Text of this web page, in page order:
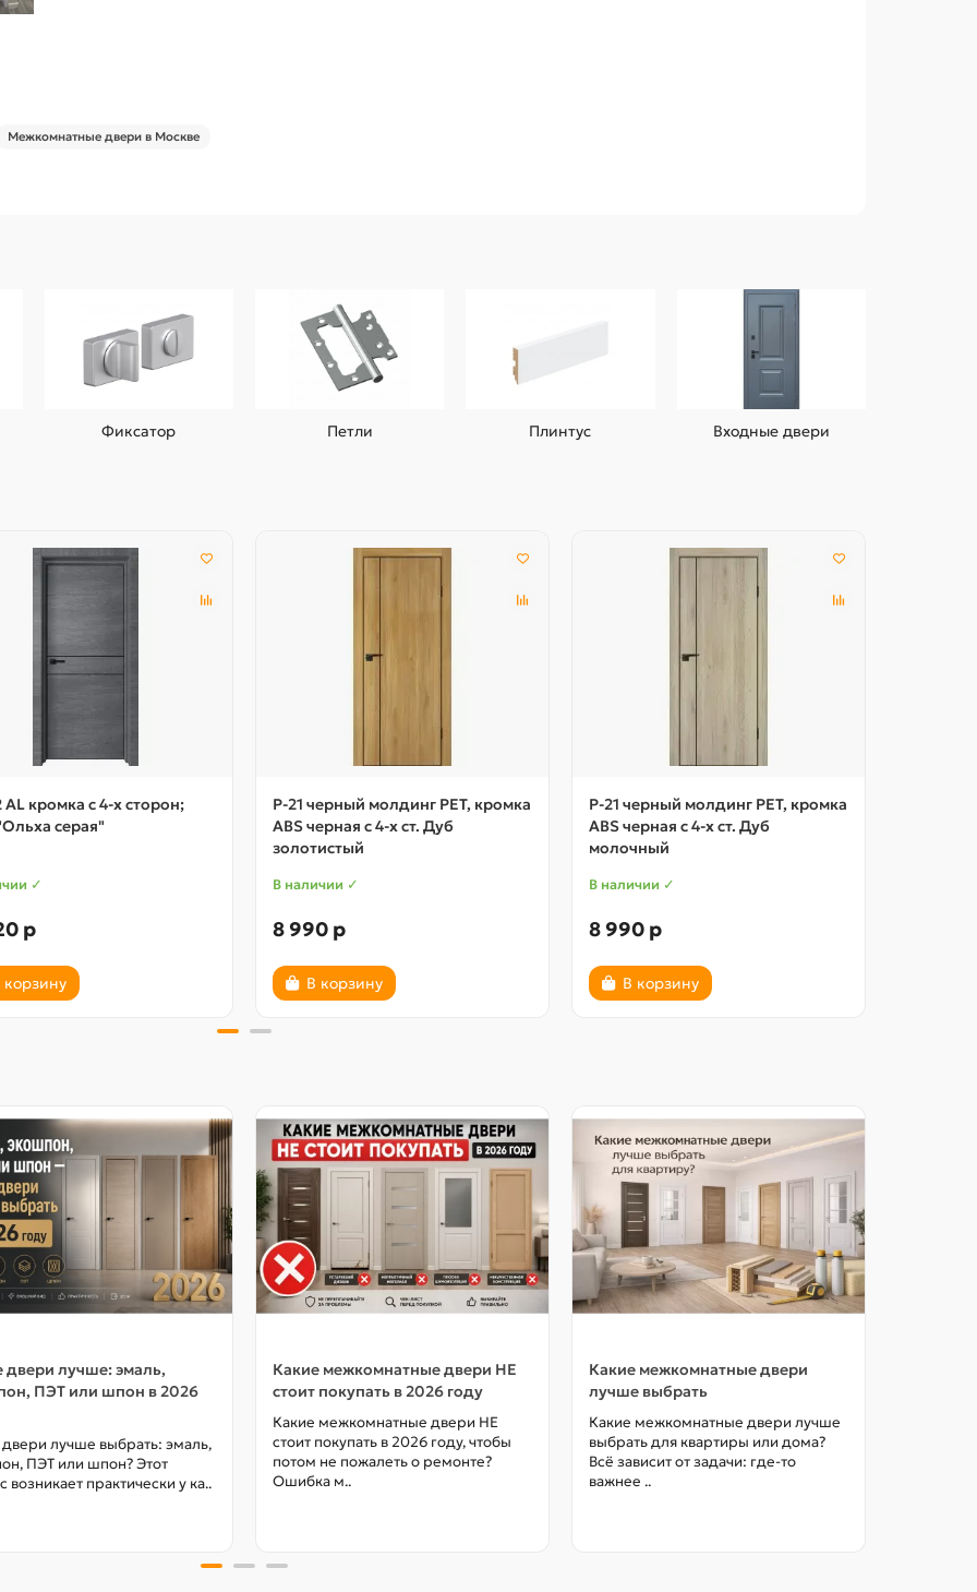
Межкомнатные двери в Москве
Фиксатор Петли Плинтус Входные двери
кромка с 4-х сторон;
серая"
✓
р
корзину
P-21 черный молдинг PET, кромка
ABS черная c 4-х ст. Дуб
золотистый
В наличии ✓
8 990 р
В корзину
P-21 черный молдинг PET, кромка
ABS черная c 4-х ст. Дуб
молочный
В наличии ✓
8 990 р
В корзину
двери лучше: эмаль,
ПЭТ или шпон в 2026
лучше выбрать: эмаль,
ПЭТ или шпон? Этот
возникает практически у ка..
Какие межкомнатные двери НЕ
стоит покупать в 2026 году
Какие межкомнатные двери НЕ
стоит покупать в 2026 году, чтобы
потом не пожалеть о ремонте?
Ошибка м..
Какие межкомнатные двери
лучше выбрать
Какие межкомнатные двери лучше
выбрать для квартиры или дома?
Всё зависит от задачи: где-то
важнее ..